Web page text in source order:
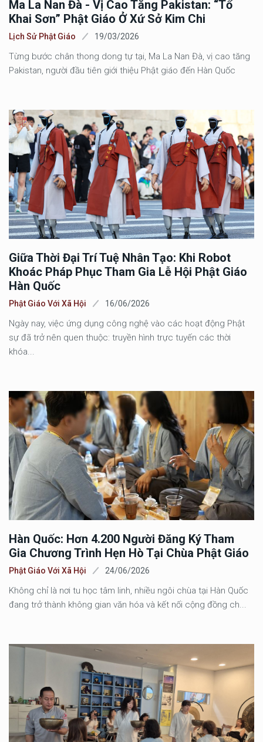
Ma La Nan Đà - Vị Cao Tăng Pakistan: “Tổ
Khai Sơn” Phật Giáo Ở Xứ Sở Kim Chi
Lịch Sử Phật Giáo 19/03/2026
Từng bước chân thong dong tự tại, Ma La Nan Đà, vị cao tăng
Pakistan, người đầu tiên giới thiệu Phật giáo đến Hàn Quốc
Giữa Thời Đại Trí Tuệ Nhân Tạo: Khi Robot
Khoác Pháp Phục Tham Gia Lễ Hội Phật Giáo
Hàn Quốc
Phật Giáo Với Xã Hội 16/06/2026
Ngày nay, việc ứng dụng công nghệ vào các hoạt động Phật
sự đã trở nên quen thuộc: truyền hình trực tuyến các thời
khóa...
Hàn Quốc: Hơn 4.200 Người Đăng Ký Tham
Gia Chương Trình Hẹn Hò Tại Chùa Phật Giáo
Phật Giáo Với Xã Hội 24/06/2026
Không chỉ là nơi tu học tâm linh, nhiều ngôi chùa tại Hàn Quốc
đang trở thành không gian văn hóa và kết nối cộng đồng ch...